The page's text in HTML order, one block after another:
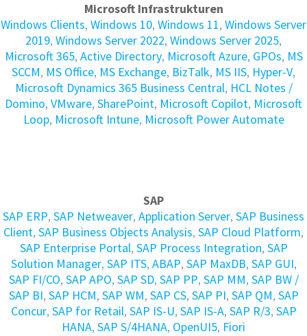
Microsoft Infrastrukturen
Windows Clients, Windows 10, Windows 11, Windows Server
2019, Windows Server 2022, Windows Server 2025,
Microsoft 365, Active Directory, Microsoft Azure, GPOs, MS
SCCM, MS Office, MS Exchange, BizTalk, MS IIS, Hyper-V,
Microsoft Dynamics 365 Business Central, HCL Notes /
Domino, VMware, SharePoint, Microsoft Copilot, Microsoft
Loop, Microsoft Intune, Microsoft Power Automate
SAP
SAP ERP, SAP Netweaver, Application Server, SAP Business
Client, SAP Business Objects Analysis, SAP Cloud Platform,
SAP Enterprise Portal, SAP Process Integration, SAP
Solution Manager, SAP ITS, ABAP, SAP MaxDB, SAP GUI,
SAP FI/CO, SAP APO, SAP SD, SAP PP, SAP MM, SAP BW /
SAP BI, SAP HCM, SAP WM, SAP CS, SAP PI, SAP QM, SAP
Concur, SAP for Retail, SAP IS-U, SAP IS-A, SAP R/3, SAP
HANA, SAP S/4HANA, OpenUI5, Fiori